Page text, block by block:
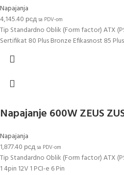
Napajanja
4,145.40 рсдsa PDV-om
Tip Standardno Oblik (Form factor) ATX
Sertifikat 80 Plus Bronze Efikasnost 85
Napajanje 600W ZEUS
Napajanja
1,877.40 рсдsa PDV-om
Tip Standardno Oblik (Form factor) ATX
1 4pin 12V 1 PCI-e 6 Pin